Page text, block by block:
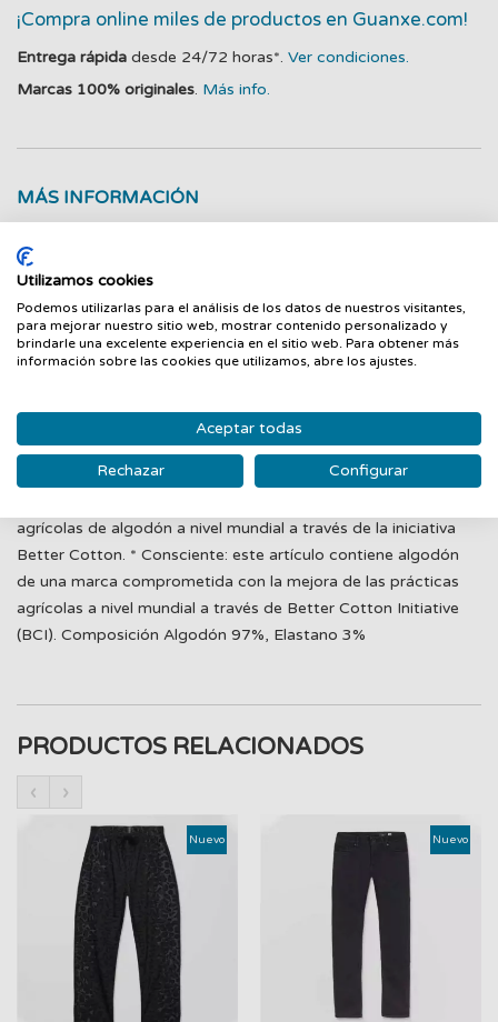
¡Compra online miles de productos en Guanxe.com!
Entrega rápida desde 24/72 horas*. Ver condiciones.
Marcas 100% originales. Más info.
MÁS INFORMACIÓN
CAMBIOS Y DEVOLUCIONES
PREGUNTAS
Reflejos * rosado * Mezcla de algodón * hebillas de cinturon *
con el logo en la parte trasera * dos bolsillos laterales con
abertura * dos bolsillos traseros ribeteados * Elija
positivamente: este producto consciente contiene algodón de
agrícolas de algodón a nivel mundial a través de la iniciativa
Better Cotton. * Consciente: este artículo contiene algodón
de una marca comprometida con la mejora de las prácticas
agrícolas a nivel mundial a través de Better Cotton Initiative
(BCI). Composición Algodón 97%, Elastano 3%
PRODUCTOS RELACIONADOS
‹ ›
Nuevo Nuevo
Utilizamos cookies
Podemos utilizarlas para el análisis de los datos de nuestros visitantes,
para mejorar nuestro sitio web, mostrar contenido personalizado y
brindarle una excelente experiencia en el sitio web. Para obtener más
información sobre las cookies que utilizamos, abre los ajustes.
Aceptar todas
Rechazar Configurar